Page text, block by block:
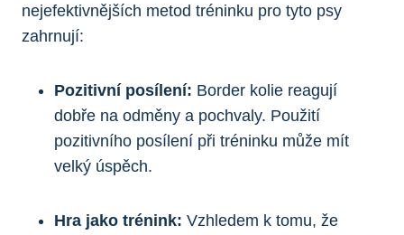
nejefektivnějších metod tréninku pro tyto psy
zahrnují:
Pozitivní posílení: Border kolie reagují
dobře na odměny a pochvaly. Použití
pozitivního posílení při tréninku může mít
velký úspěch.
Hra jako trénink: Vzhledem k tomu, že